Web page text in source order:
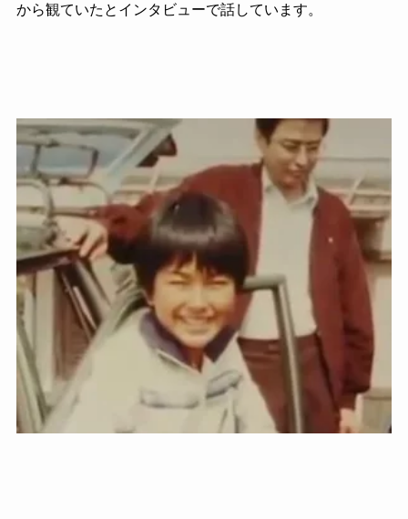
から観ていたとインタビューで話しています。